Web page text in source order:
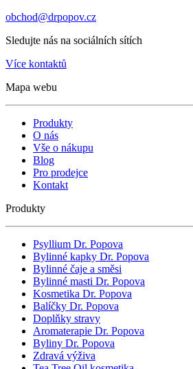
obchod@drpopov.cz
Sledujte nás na sociálních sítích
Více kontaktů
Mapa webu
Produkty
O nás
Vše o nákupu
Blog
Pro prodejce
Kontakt
Produkty
Psyllium Dr. Popova
Bylinné kapky Dr. Popova
Bylinné čaje a směsi
Bylinné masti Dr. Popova
Kosmetika Dr. Popova
Balíčky Dr. Popova
Doplňky stravy
Aromaterapie Dr. Popova
Byliny Dr. Popova
Zdravá výživa